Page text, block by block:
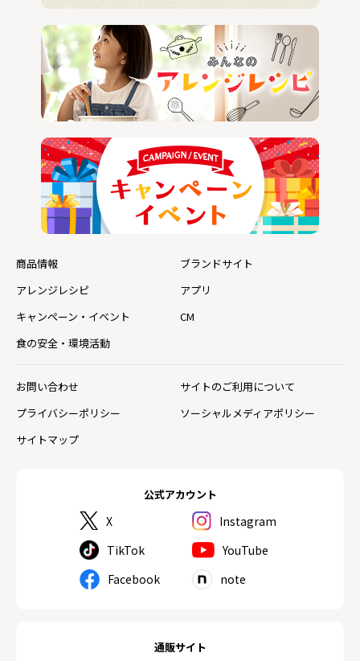
公式アカウント
X
Instagram
TikTok
YouTube
Facebook
note
通販サイト
商品情報
ブランドサイト
アレンジレシピ
アプリ
キャンペーン・イベント
CM
食の安全・環境活動
お問い合わせ
サイトのご利用について
プライバシーポリシー
ソーシャルメディアポリシー
サイトマップ